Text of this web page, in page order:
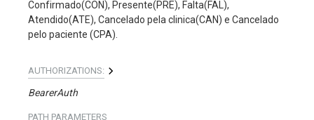
Confirmado(CON), Presente(PRE), Falta(FAL),
Atendido(ATE), Cancelado pela clinica(CAN) e Cancelado
pelo paciente (CPA).
AUTHORIZATIONS:
BearerAuth
PATH PARAMETERS